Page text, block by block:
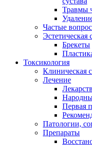
Травмы
Частые
Эстетическая
Брекеты
Токсикология
Клиническая
Лечение
Первая
Патологии,
Препараты